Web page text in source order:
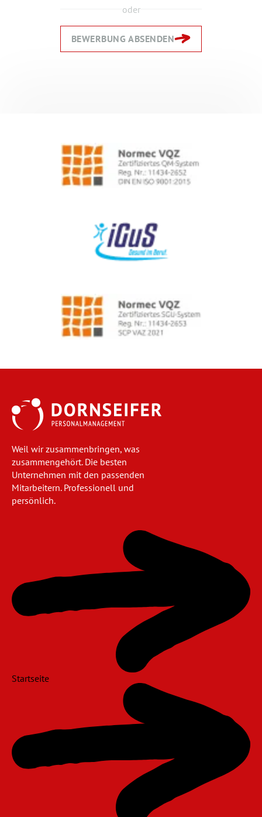
oder
BEWERBUNG ABSENDEN
Weil wir zusammenbringen, was
zusammengehört. Die besten
Unternehmen mit den passenden
Mitarbeitern. Professionell und
persönlich.
Startseite